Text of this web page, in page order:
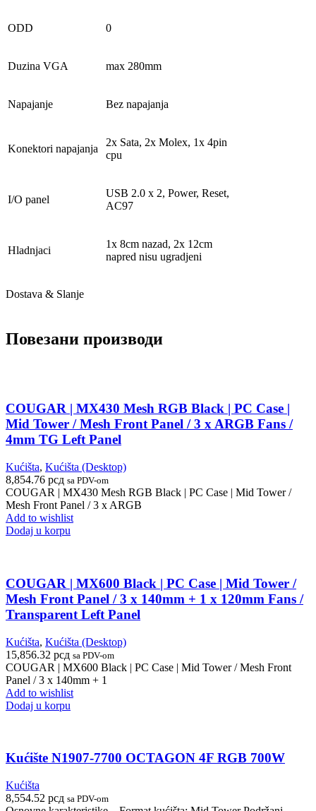
ODD 0
Duzina VGA max 280mm
Napajanje Bez napajanja
Konektori napajanja
2x Sata, 2x Molex, 1x 4pin
cpu
I/O panel
USB 2.0 x 2, Power, Reset,
AC97
Hladnjaci
1x 8cm nazad, 2x 12cm
napred nisu ugradjeni
Dostava & Slanje
Повезани производи
COUGAR | MX430 Mesh RGB Black | PC Case |
Mid Tower / Mesh Front Panel / 3 x ARGB Fans /
4mm TG Left Panel
Kućišta, Kućišta (Desktop)
8,854.76 рсд sa PDV-om
COUGAR | MX430 Mesh RGB Black | PC Case | Mid Tower /
Mesh Front Panel / 3 x ARGB
Add to wishlist
Dodaj u korpu
COUGAR | MX600 Black | PC Case | Mid Tower /
Mesh Front Panel / 3 x 140mm + 1 x 120mm Fans /
Transparent Left Panel
Kućišta, Kućišta (Desktop)
15,856.32 рсд sa PDV-om
COUGAR | MX600 Black | PC Case | Mid Tower / Mesh Front
Panel / 3 x 140mm + 1
Add to wishlist
Dodaj u korpu
Kućište N1907-7700 OCTAGON 4F RGB 700W
Kućišta
8,554.52 рсд sa PDV-om